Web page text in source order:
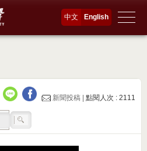
English
中文
新聞投稿 |點閱人次 : 2111